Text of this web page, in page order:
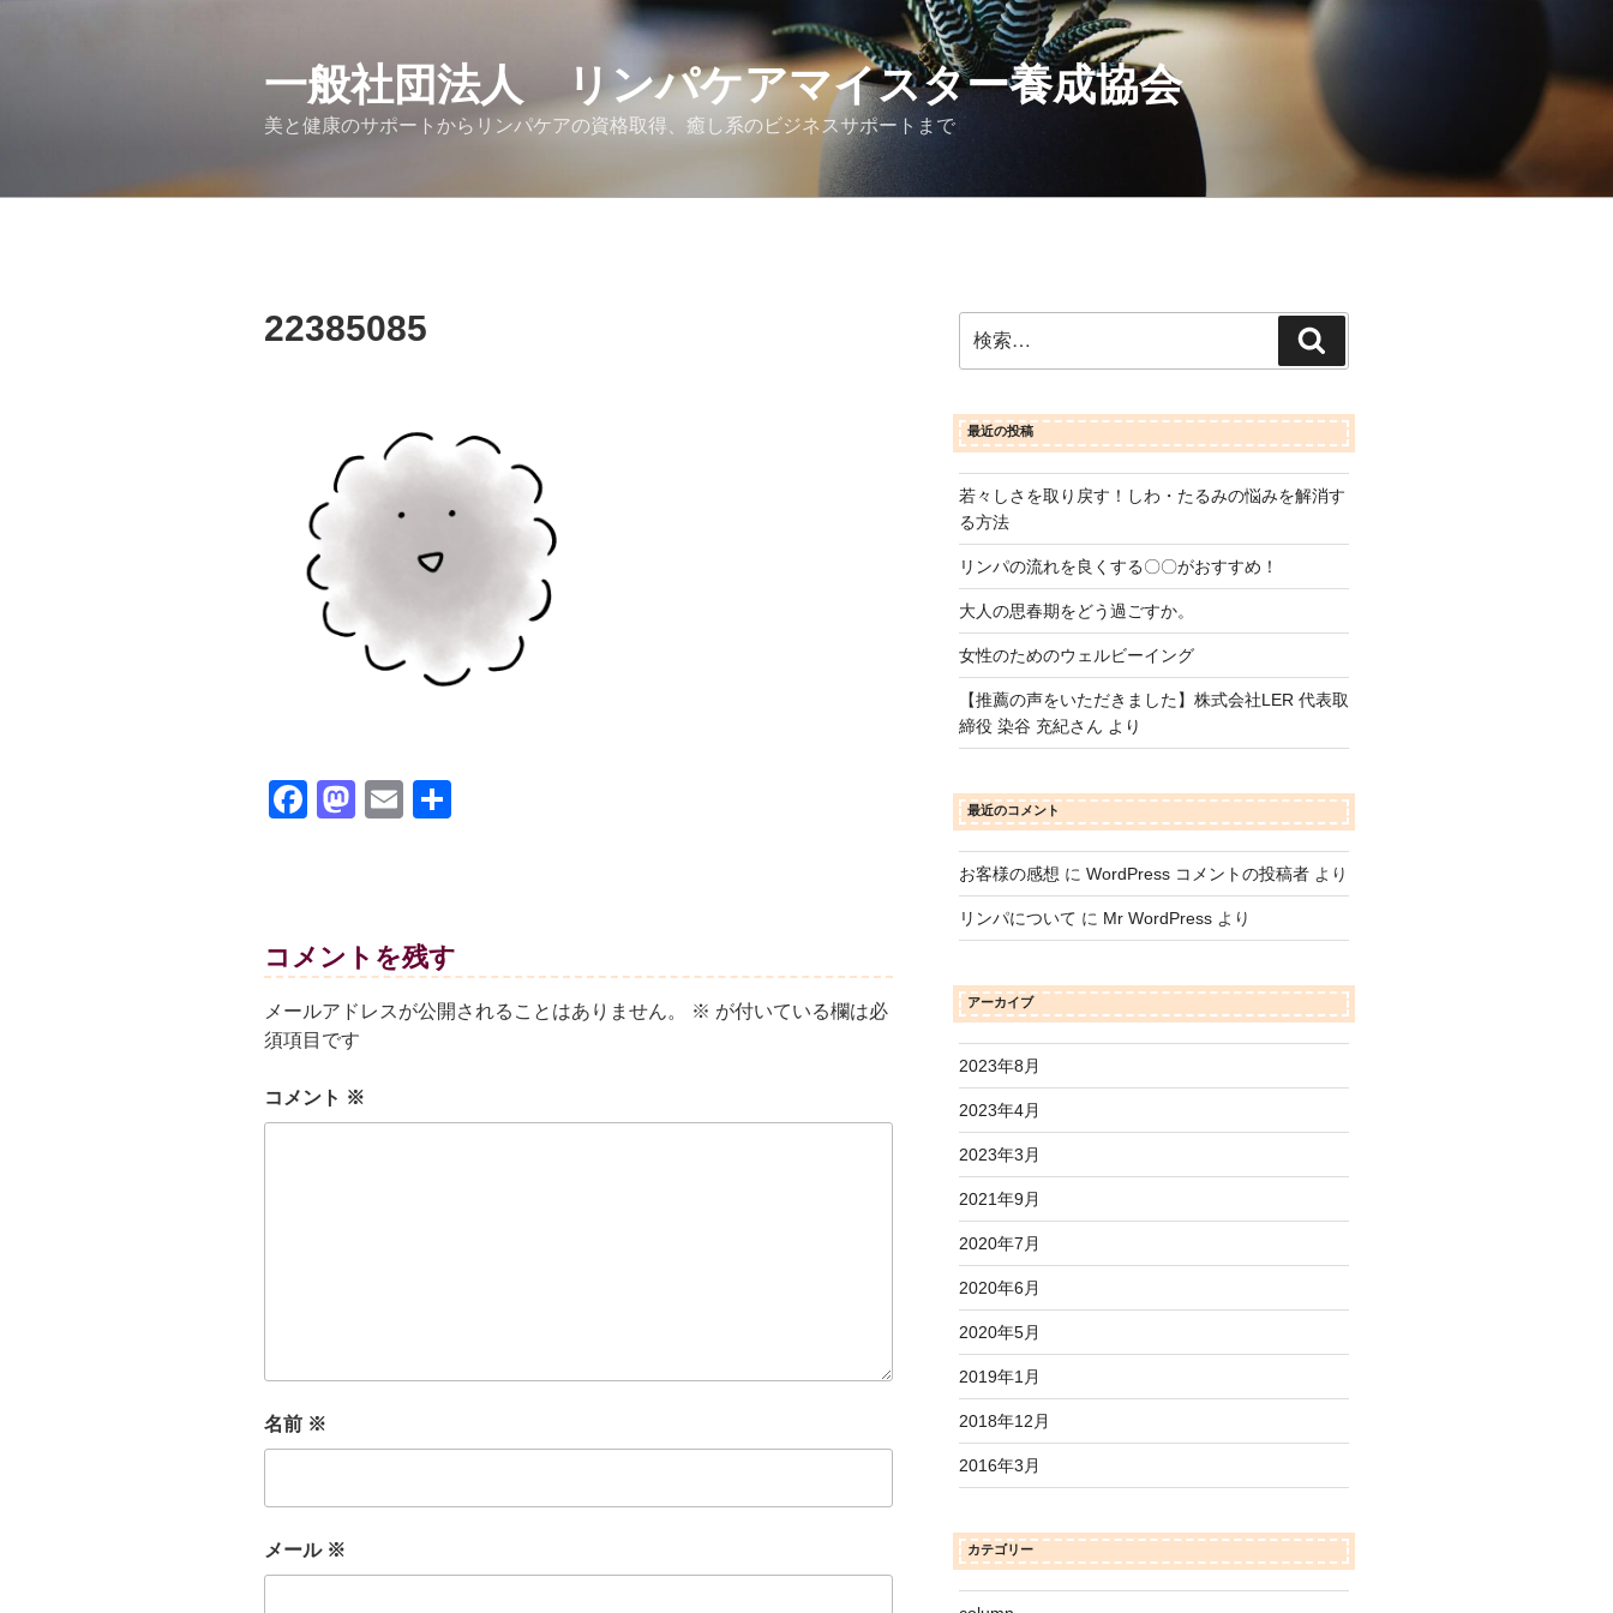
一般社団法人 リンパケアマイスター養成協会
美と健康のサポートからリンパケアの資格取得、癒し系のビジネスサポートまで
22385085
F
b
o
o
M
d
o
n
E
コメントを残す
メールアドレスが公開されることはありません。 ※ が付いている欄は必
須項目です
コメント ※
名前 ※
メール ※
索:
索
最近の投稿
若々しさを取り戻す！しわ・たるみの悩みを解消す
る方法
リンパの流れを良くする〇〇がおすすめ！
大人の思春期をどう過ごすか。
女性のためのウェルビーイング
【推薦の声をいただきました】株式会社LER 代表取
締役 染谷 充紀さん より
最近のコメント
お客様の感想 に WordPress コメントの投稿者より
リンパについて に Mr WordPressより
アーカイブ
2023年8月
2023年4月
2023年3月
2021年9月
2020年7月
2020年6月
2020年5月
2019年1月
2018年12月
2016年3月
カテゴリー